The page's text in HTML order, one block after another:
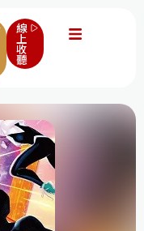
線
上
收
聽